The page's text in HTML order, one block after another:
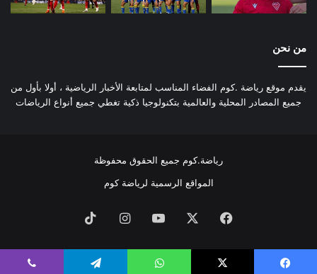
من نحن
يقدم موقع رياضة .كوم الفضاء المناسب لمتابعة الأخبار الرياضية ، أولا بأول من
جميع المصادر المحلية والعالمية بتكنولوجيا ذكية تغطي جميع أنواع الرياضات
رياضة.كوم جميع الحقوق محفوظة
المواقع الرسمية لرياضة كوم
فيسبوك ‫YouTubeانستقرام